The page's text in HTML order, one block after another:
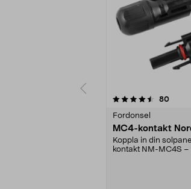
80
Fordonsel
MC4-kontakt
Koppla in din
kontakt NM-MC4S –
4.5 av 5